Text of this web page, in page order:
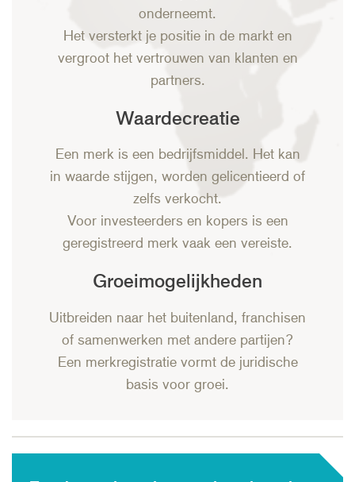
onderneemt.
Het versterkt je positie in de markt en
vergroot het vertrouwen van klanten en
partners.
Waardecreatie
Een merk is een bedrijfsmiddel. Het kan
in waarde stijgen, worden gelicentieerd of
zelfs verkocht.
Voor investeerders en kopers is een
geregistreerd merk vaak een vereiste.
Groeimogelijkheden
Uitbreiden naar het buitenland, franchisen
of samenwerken met andere partijen?
Een merkregistratie vormt de juridische
basis voor groei.